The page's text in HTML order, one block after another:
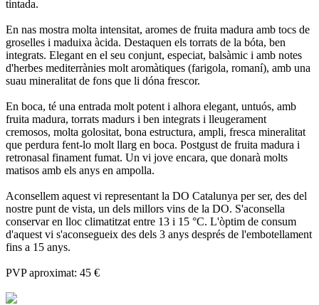
tintada.
En nas mostra molta intensitat, aromes de fruita madura amb tocs de
groselles i maduixa àcida. Destaquen els torrats de la bóta, ben
integrats. Elegant en el seu conjunt, especiat, balsàmic i amb notes
d'herbes mediterrànies molt aromàtiques (farigola, romaní), amb una
suau mineralitat de fons que li dóna frescor.
En boca, té una entrada molt potent i alhora elegant, untuós, amb
fruita madura, torrats madurs i ben integrats i lleugerament
cremosos, molta golositat, bona estructura, ampli, fresca mineralitat
que perdura fent-lo molt llarg en boca. Postgust de fruita madura i
retronasal finament fumat. Un vi jove encara, que donarà molts
matisos amb els anys en ampolla.
Aconsellem aquest vi representant la DO Catalunya per ser, des del
nostre punt de vista, un dels millors vins de la DO. S'aconsella
conservar en lloc climatitzat entre 13 i 15 °C. L'òptim de consum
d'aquest vi s'aconsegueix des dels 3 anys després de l'embotellament
fins a 15 anys.
PVP aproximat: 45 €